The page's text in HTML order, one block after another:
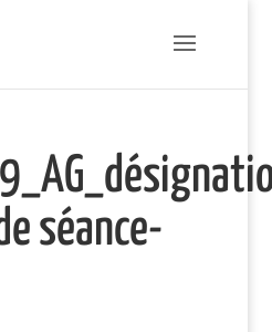
séance-